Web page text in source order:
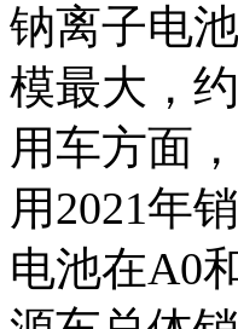
钠离子电
模最大，
用车方面
用2021年
电池在A0